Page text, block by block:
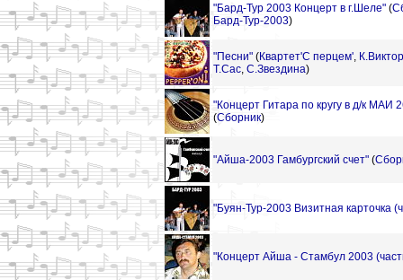
"Бард-Тур 2003 Концерт в г.Шеле" (
Бард-Тур-2003)
"Песни" (Квартет'С перцем',
Т.Сас, С.Звездина)
"Концерт Гитара по кругу в д/к МАИ
(Сборник)
"Айша-2003 Гамбургский счет" (
"Буян-Тур-2003 Визитная карточка
"Концерт Айша - Стамбул 2003